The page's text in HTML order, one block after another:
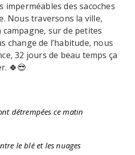
des sacoches
Nous traversons la ville,
sur de petites
change de l’habitude, nous
32 jours de beau temps ça
🍀😎
détrempées ce matin
le blé et les nuages